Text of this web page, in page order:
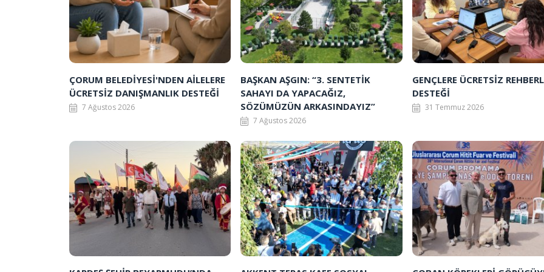
ÇORUM BELEDİYESİ'NDEN AİLELERE
ÜCRETSİZ DANIŞMANLIK DESTEĞİ
7 Ağustos 2026
BAŞKAN AŞGIN: “3. SENTETİK
SAHAYI DA YAPACAĞIZ,
SÖZÜMÜZÜN ARKASINDAYIZ”
7 Ağustos 2026
GENÇLERE ÜCRETSİZ
DESTEĞİ
31 Temmuz 2026